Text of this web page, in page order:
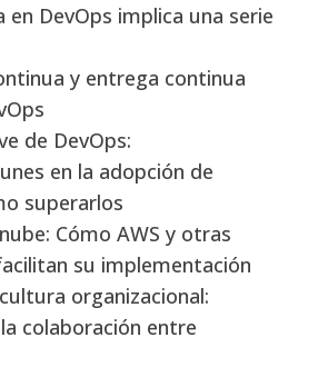
en DevOps implica una serie
y entrega continua
de DevOps:
en la adopción de
superarlos
Cómo AWS y otras
su implementación
organizacional:
colaboración entre